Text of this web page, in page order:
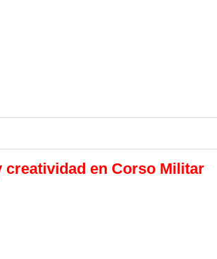
creatividad en Corso Militar